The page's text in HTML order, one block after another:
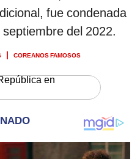
fue condenada
del 2022.
COREANOS FAMOSOS
en